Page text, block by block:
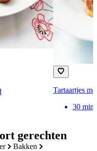
gerechten
bakken
Tartaartjes
30 min